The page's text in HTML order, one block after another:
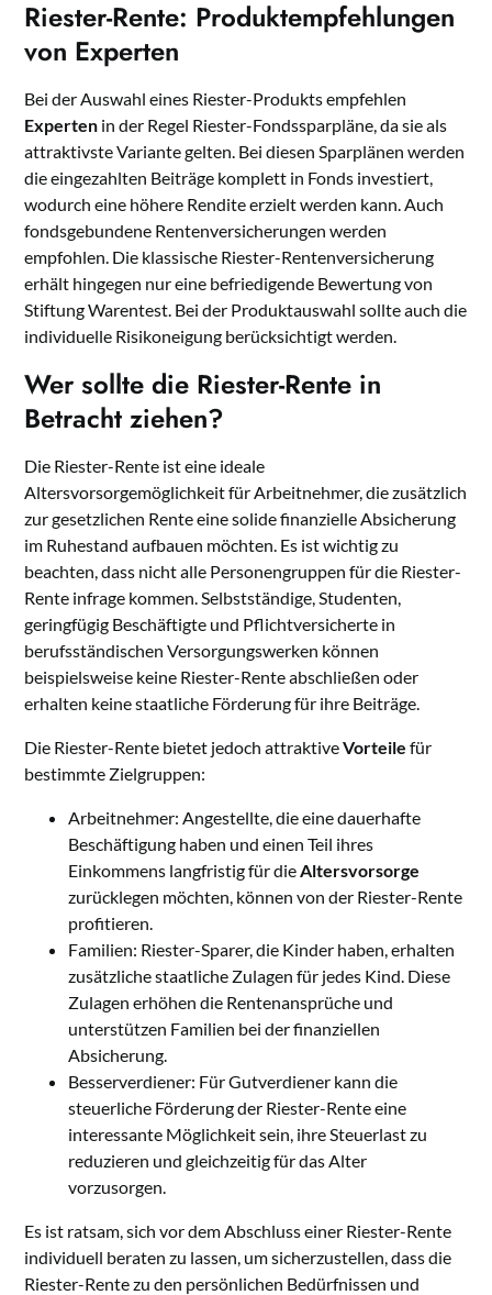
Riester-Rente: Produktempfehlungen
von Experten
Bei der Auswahl eines Riester-Produkts empfehlen
Experten in der Regel Riester-Fondssparpläne, da sie als
attraktivste Variante gelten. Bei diesen Sparplänen werden
die eingezahlten Beiträge komplett in Fonds investiert,
wodurch eine höhere Rendite erzielt werden kann. Auch
fondsgebundene Rentenversicherungen werden
empfohlen. Die klassische Riester-Rentenversicherung
erhält hingegen nur eine befriedigende Bewertung von
Stiftung Warentest. Bei der Produktauswahl sollte auch die
individuelle Risikoneigung berücksichtigt werden.
Wer sollte die Riester-Rente in
Betracht ziehen?
Die Riester-Rente ist eine ideale
Altersvorsorgemöglichkeit für Arbeitnehmer, die zusätzlich
zur gesetzlichen Rente eine solide finanzielle Absicherung
im Ruhestand aufbauen möchten. Es ist wichtig zu
beachten, dass nicht alle Personengruppen für die Riester-
Rente infrage kommen. Selbstständige, Studenten,
geringfügig Beschäftigte und Pflichtversicherte in
berufsständischen Versorgungswerken können
beispielsweise keine Riester-Rente abschließen oder
erhalten keine staatliche Förderung für ihre Beiträge.
Die Riester-Rente bietet jedoch attraktiveVorteile für
bestimmte Zielgruppen:
Arbeitnehmer: Angestellte, die eine dauerhafte
Beschäftigung haben und einen Teil ihres
Einkommens langfristig für dieAltersvorsorge
zurücklegen möchten, können von der Riester-Rente
profitieren.
Familien: Riester-Sparer, die Kinder haben, erhalten
zusätzliche staatliche Zulagen für jedes Kind. Diese
Zulagen erhöhen die Rentenansprüche und
unterstützen Familien bei der finanziellen
Absicherung.
Besserverdiener: Für Gutverdiener kann die
steuerliche Förderung der Riester-Rente eine
interessante Möglichkeit sein, ihre Steuerlast zu
reduzieren und gleichzeitig für das Alter
vorzusorgen.
Es ist ratsam, sich vor dem Abschluss einer Riester-Rente
individuell beraten zu lassen, um sicherzustellen, dass die
Riester-Rente zu den persönlichen Bedürfnissen und